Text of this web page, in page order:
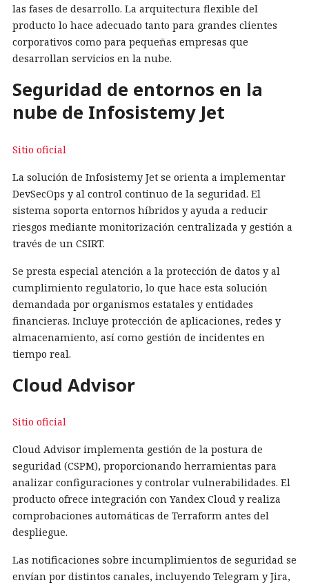
las fases de desarrollo. La arquitectura flexible del
producto lo hace adecuado tanto para grandes clientes
corporativos como para pequeñas empresas que
desarrollan servicios en la nube.
Seguridad de entornos en la
nube de Infosistemy Jet
Sitio oficial
La solución de Infosistemy Jet se orienta a implementar
DevSecOps y al control continuo de la seguridad. El
sistema soporta entornos híbridos y ayuda a reducir
riesgos mediante monitorización centralizada y gestión a
través de un CSIRT.
Se presta especial atención a la protección de datos y al
cumplimiento regulatorio, lo que hace esta solución
demandada por organismos estatales y entidades
financieras. Incluye protección de aplicaciones, redes y
almacenamiento, así como gestión de incidentes en
tiempo real.
Cloud Advisor
Sitio oficial
Cloud Advisor implementa gestión de la postura de
seguridad (CSPM), proporcionando herramientas para
analizar configuraciones y controlar vulnerabilidades. El
producto ofrece integración con Yandex Cloud y realiza
comprobaciones automáticas de Terraform antes del
despliegue.
Las notificaciones sobre incumplimientos de seguridad se
envían por distintos canales, incluyendo Telegram y Jira,